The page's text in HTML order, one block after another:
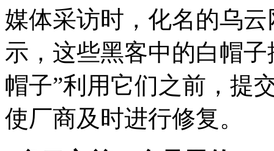
媒体采访时，化名的乌云
示，这些黑客中的白帽
帽子”利用它们之前，提
使厂商及时进行修复。